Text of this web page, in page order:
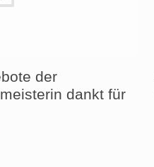
der
dankt für